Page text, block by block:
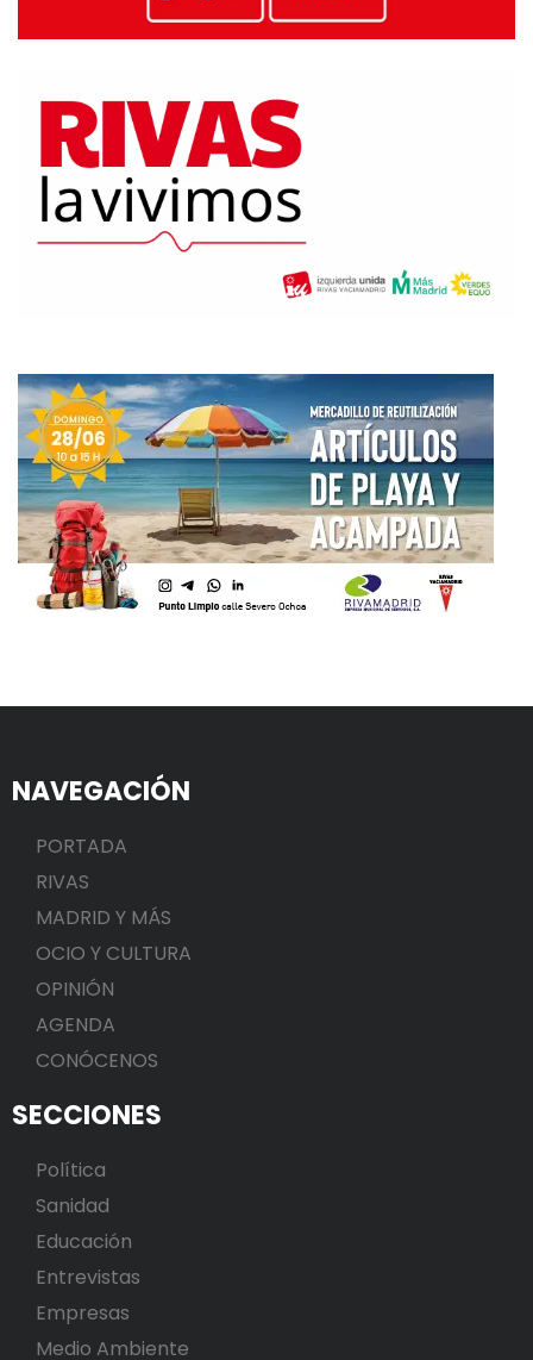
NAVEGACIÓN
PORTADA
RIVAS
MADRID Y MÁS
OCIO Y CULTURA
OPINIÓN
AGENDA
CONÓCENOS
SECCIONES
Política
Sanidad
Educación
Entrevistas
Empresas
Medio Ambiente